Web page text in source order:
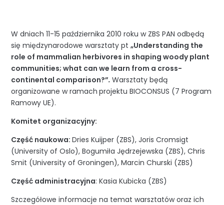
W dniach 11-15 października 2010 roku w ZBS PAN odbędą
się międzynarodowe warsztaty pt„Understanding the
role of mammalian herbivores in shaping woody plant
communities; what can we learn from a cross-
continental comparison?”. Warsztaty będą
organizowane w ramach projektu BIOCONSUS (7 Program
Ramowy UE).
Komitet organizacyjny:
Część naukowa:Dries Kuijper (ZBS), Joris Cromsigt
(University of Oslo), Bogumiła Jędrzejewska (ZBS), Chris
Smit (University of Groningen), Marcin Churski (ZBS)
Część administracyjna: Kasia Kubicka (ZBS)
Szczegółowe informacje na temat warsztatów oraz ich